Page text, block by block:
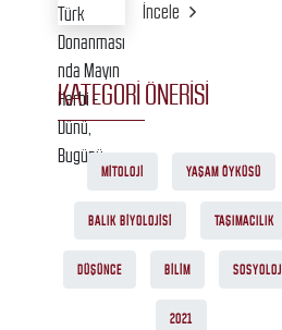
İncele
KATEGORI ÖNERISI
MITOLOJI YAŞAM ÖYKÜSÜ
BALIK BIYOLOJISI TAŞIMACILIK
DÜŞÜNCE BILIM SOSYOLOJI
2021